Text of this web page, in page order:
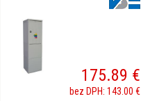
175.89 €
bez DPH: 143.00 €